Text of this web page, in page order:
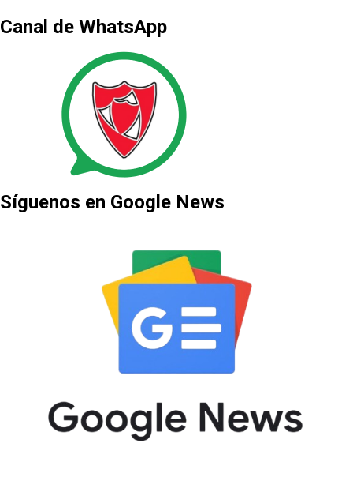
Canal de WhatsApp
Síguenos en Google News